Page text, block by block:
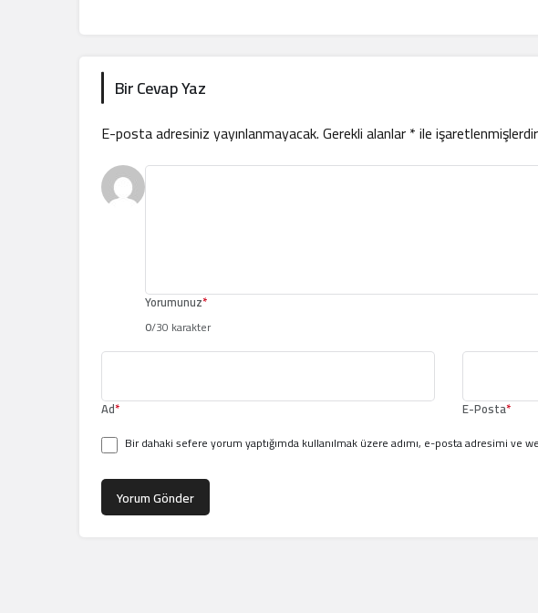
Bir Cevap Yaz
E-posta adresiniz yayınlanmayacak.Gerekli alanlar*ile işaretlenmişlerdir
Yorumunuz*
0/30 karakter
Ad* E-Posta*
Bir dahaki sefere yorum yaptığımda kullanılmak üzere adımı, e-posta adresimi ve
Yorum Gönder